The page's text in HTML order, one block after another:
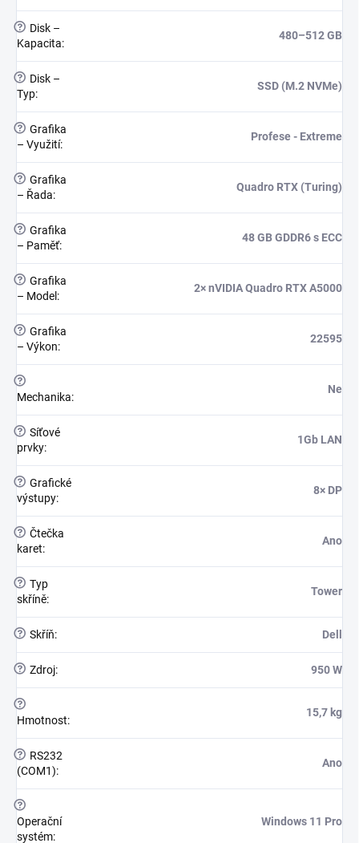
?
Disk –
Kapacita:
480–512 GB
?
Disk –
Typ:
SSD (M.2 NVMe)
? Grafika
– Využití:
Profese - Extreme
? Grafika
– Řada:
Quadro RTX (Turing)
? Grafika
– Paměť:
48 GB GDDR6 s ECC
? Grafika
– Model :
2× nVIDIA Quadro RTX A5000
? Grafika
– Výkon:
22595
?
Mechanika:
Ne
? Síťové
prvky:
1Gb LAN
? Grafické
výstupy:
8× DP
? Čtečka
karet:
Ano
? Typ
skříně:
Tower
? Skříň: Dell
? Zdroj: 950 W
?
Hmotnost:
15,7 kg
?
RS232
(COM1):
Ano
?
Operační
systém:
Windows 11 Pro